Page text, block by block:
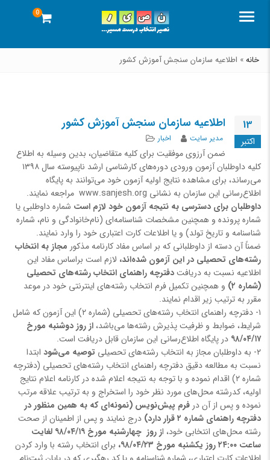
منو 0
خانه» اطلاعیه سازمان سنجش آموزش کشور
13
اکتبر
اطلاعیه سازمان سنجش آموزش کشور
نویسنده
مدیر سایت دسته‌بندی‌ها
اخبار
ضمن آرزوی موفقیت برای کلیه متقاضیان، بدین وسیله به اطلاع
کلیه داوطلبان آزمون ورودی دوره‌های کارشناسی ارشد ناپیوسته سال ۱۳۹۸
می‌رساند، برای مشاهده نتایج اولیه آزمون خود می‌توانند به پایگاه
اطلاع‌رسانی این سازمان به نشانی www.sanjesh.org مراجعه نمایند.
داوطلبان برای دسترسی به نتیجه آزمون خود لازم است شماره داوطلبی یا
شماره پرونده و همچنین مشخصات شناسنامه‌ای (نام‌خانوادگی و نام، شماره
شناسنامه و تاریخ تولد) و یا اطلاعات کارت اعتباری خود را وارد نمایند.
ضمناً آن دسته از داوطلبانی که بر اساس مفاد کارنامه مذکور مجاز به انتخاب
رشته‌های تحصیلی در این آزمون شده‌اند، لازم است براساس مفاد این
اطلاعیه نسبت به دریافتدفترچه راهنمای انتخاب رشته‌های تحصیلی
(شماره ۲)
و همچنین تکمیل فرم انتخاب رشته‌های اینترنتی خود در موعد
مقرر به ترتیب زیر اقدام نمایند.
۱- دفترچه راهنمای انتخاب رشته‌های تحصیلی (شماره ۲) این آزمون که شامل
شرایط، ضوابط و ظرفیت پذیرش رشته‌ها می‌باشد، از روز دو‌شنبه مورخ
۹۸/۰۴/۱۷ در پایگاه اطلاع‌رسانی این سازمان قابل دریافت است.
۲- به داوطلبان مجاز به انتخاب رشته‌های تحصیلی
توصیه می‌شود ابتدا
نسبت به مطالعه دقیق دفترچه راهنمای انتخاب رشته‌های تحصیلی (دفترچه
شماره ۲) اقدام نموده و با توجه به نتیجه اعلام شده در کارنامه اعلام نتایج
اولیه، کدرشته محل‌های مورد نظر خود را استخراج و به ترتیب علاقه مرتب
نموده و پس از آن در فرم پیش‌نویس (نمونه‌ای که به همین منظور در
دفترچه راهنمای شماره ۲ قرار دارد)
درج نمایند و پس از اطمینان از صحت
رشته محل‌های انتخابی خود، ا
ز روز چهار‌شنبه مورخ ۹۸/۰۴/۱۹ لغایت
ساعت ۲۴:۰۰ روز یکشنبه مورخ ۹۸/۰۴/۲۳،
برای انتخاب رشته با وارد کردن